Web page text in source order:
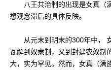
八王共治制的出现是女真（
想观念滞后的具体反映。
从元末到明末的300年中， 女
瓦解到奴隶制，又到封建农奴制
大，实为罕见。然而，女真（满